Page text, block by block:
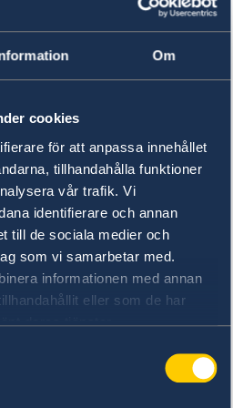
Om
cookies
för att anpassa innehållet
tillhandahålla funktioner
vår trafik. Vi
identifierare och annan
till de sociala medier och
som vi samarbetar med.
informationen med annan
eller som de har
deras tjänster.
Guillermo Km 1 y ½
30 8150
dig till Havannas
betalkort beläget i
23 esq. a M, Vedado,
att spärra förlorade kort
som täcker dina
två. Kontoret har öppet